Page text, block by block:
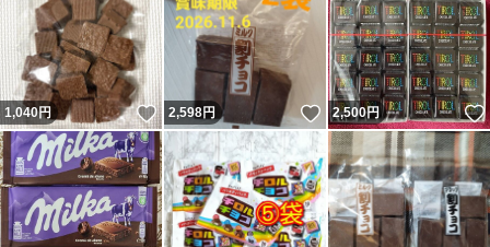
1,040円 いいね！
2,598円 いいね！
2,500円